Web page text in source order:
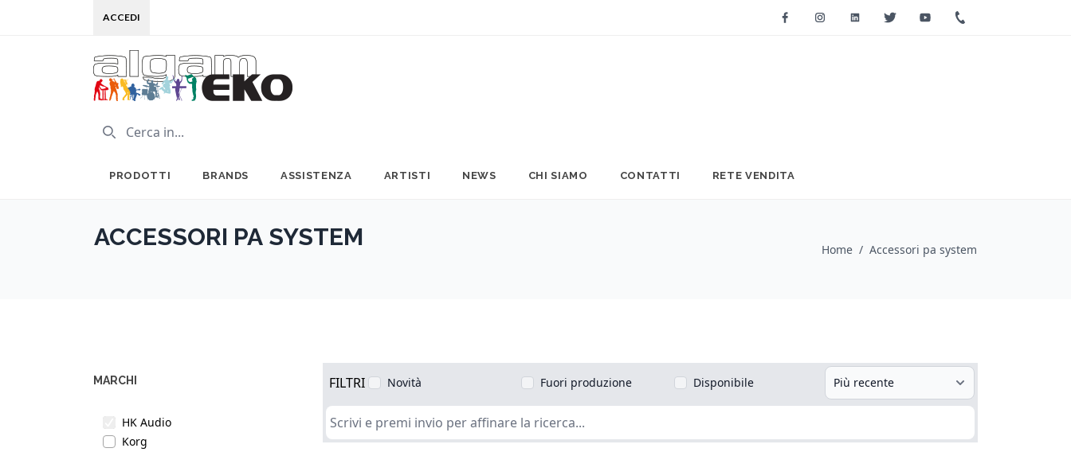
ACCEDI FacebookInstagramLinkedinTwitter Youtube
PRODOTTI BRANDS ASSISTENZA ARTISTI NEWS CHI SIAMO CONTATTI RETE VENDITA
ACCESSORI PA SYSTEM Home / Accessori pa system
MARCHI
HK Audio
Korg
FILTRI Novità Fuori produzione Disponibile